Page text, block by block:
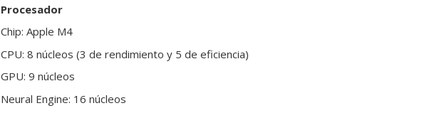
Procesador
Chip: Apple M4
CPU: 8 núcleos (3 de rendimiento y 5 de eficiencia)
GPU: 9 núcleos
Neural Engine: 16 núcleos